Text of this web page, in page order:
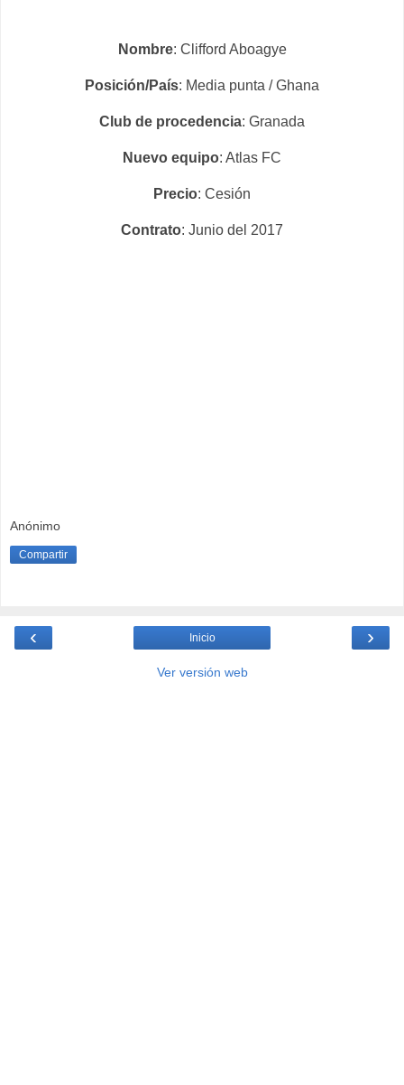
Nombre: Clifford Aboagye
Posición/País: Media punta / Ghana
Club de procedencia: Granada
Nuevo equipo: Atlas FC
Precio: Cesión
Contrato: Junio del 2017
Anónimo
Compartir
‹ ›
Inicio
Ver versión web